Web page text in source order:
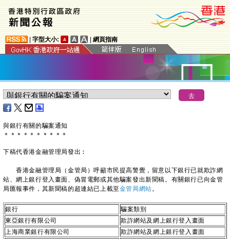
字型大小: 網頁指南
與銀行有關的騙案通知
＊ ＊ ＊ ＊ ＊ ＊ ＊ ＊ ＊ ＊
下稿代香港金融管理局發出︰
香港金融管理局（金管局）呼籲市民提高警覺，留意以下銀行已就欺詐網
站、網上銀行登入畫面、偽冒電郵或其他騙案發出新聞稿。有關銀行已向金管
局匯報事件，其新聞稿的超連結已上載至金管局網站。
銀行
騙案類別
東亞銀行有限公司
欺詐網站及網上銀行登入畫面
上海商業銀行有限公司
欺詐網站及網上銀行登入畫面